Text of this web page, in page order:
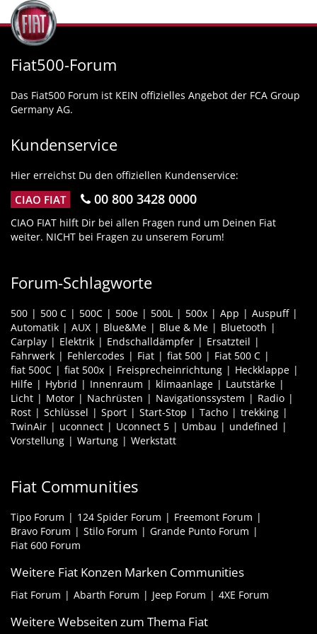
Fiat500-Forum
Das Fiat500 Forum ist KEIN offizielles Angebot der FCA Group
Germany AG.
Kundenservice
Hier erreichst Du den offiziellen Kundenservice:
CIAO FIAT 00 800 3428 0000
CIAO FIAT hilft Dir bei allen Fragen rund um Deinen Fiat
weiter. NICHT bei Fragen zu unserem Forum!
Forum-Schlagworte
500 500 C 500C 500e 500L 500x App
Auspuff
Automatik
AUX Blue&Me Blue & Me
Bluetooth
Carplay
Elektrik Endschalldämpfer
Ersatzteil
Fahrwerk
Fehlercodes Fiat fiat 500
Fiat 500 C
fiat 500C
fiat 500x Freisprecheinrichtung
Heckklappe
Hilfe
Hybrid Innenraum klimaanlage
Lautstärke
Licht
Motor Nachrüsten Navigationssystem
Radio
Rost
Schlüssel Sport Start-Stop Tacho
trekking
TwinAir
uconnect Uconnect 5 Umbau
undefined
Vorstellung
Wartung Werkstatt
Fiat Communities
Tipo Forum 124 Spider Forum
Freemont Forum
Bravo Forum
Stilo Forum
Grande Punto Forum
Fiat 600 Forum
Weitere Fiat Konzen Marken Communities
Fiat Forum Abarth Forum Jeep Forum 4XE Forum
Weitere Webseiten zum Thema Fiat